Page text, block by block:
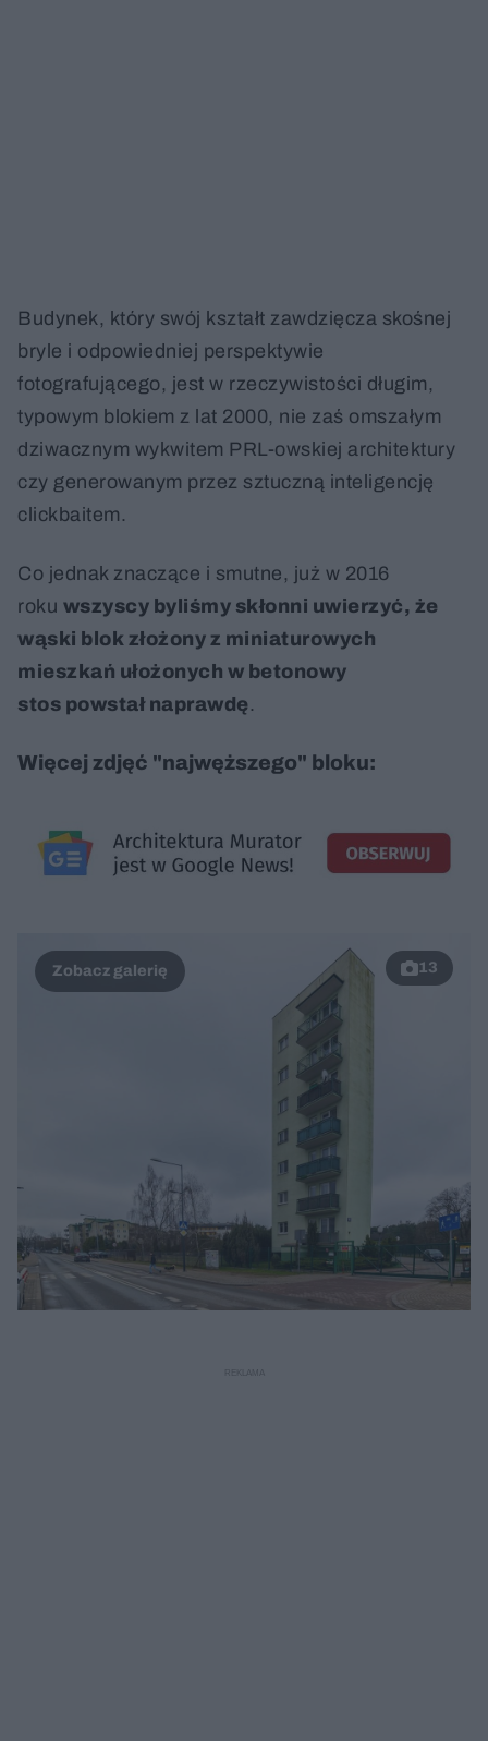
Budynek, który swój kształt zawdzięcza skośnej
bryle i odpowiedniej perspektywie
fotografującego, jest w rzeczywistości długim,
typowym blokiem z lat 2000, nie zaś omszałym
dziwacznym wykwitem PRL-owskiej architektury
czy generowanym przez sztuczną inteligencję
clickbaitem.
Co jednak znaczące i smutne, już w 2016
roku wszyscy byliśmy skłonni uwierzyć, że
wąski blok złożony z miniaturowych
mieszkań ułożonych w betonowy
stos powstał naprawdę .
Więcej zdjęć "najwęższego" bloku:
13